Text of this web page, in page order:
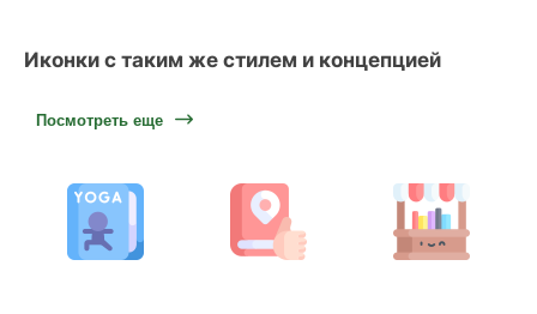
Иконки с таким же стилем и концепцией
Посмотреть еще